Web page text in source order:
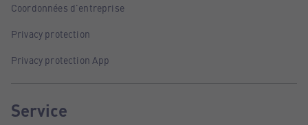
Coordonnées d'entreprise
Privacy protection
Privacy protection App
Service